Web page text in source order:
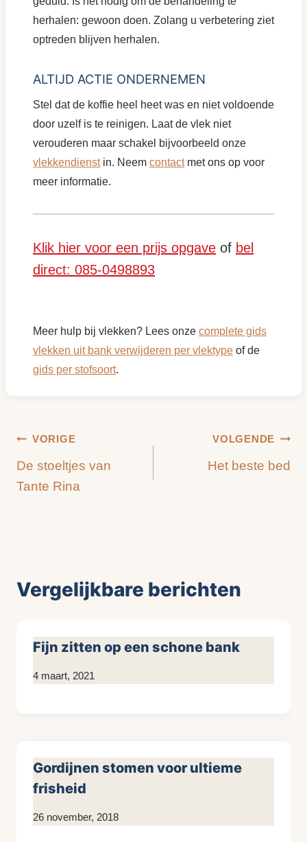
herhalen: gewoon doen. Zolang u verbetering ziet
optreden blijven herhalen.
ALTIJD ACTIE ONDERNEMEN
Stel dat de koffie heel heet was en niet voldoende
door uzelf is te reinigen. Laat de vlek niet
verouderen maar schakel bijvoorbeeld onze
vlekkendienstin. Neem contactmet ons op voor
meer informatie.
Klik hier voor een prijs opgave of bel
direct: 085-0498893
Meer hulp bij vlekken? Lees onze complete gids
vlekken uit bank verwijderen per vlektype of de
gids per stofsoort.
Bericht
navigatie
VORIGE
De stoeltjes van
Tante Rina
VOLGENDE
Het beste bed
Vergelijkbare berichten
Fijn zitten op een schone bank
Door
4 maart, 2021
Gordijnen stomen voor ultieme
frisheid
Door
26 november, 2018